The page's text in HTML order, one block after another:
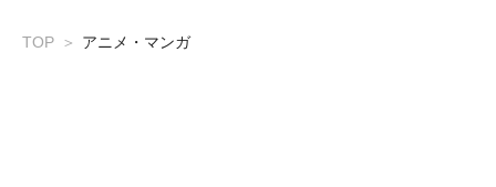
TOP アニメ・マンガ